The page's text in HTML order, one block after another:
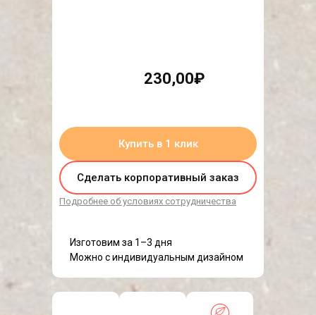
Купить в 1 клик
Сделать корпоративный заказ
Подробнее об условиях сотрудничества
230,00₽
Изготовим за 1–3 дня
Можно с индивидуальным дизайном